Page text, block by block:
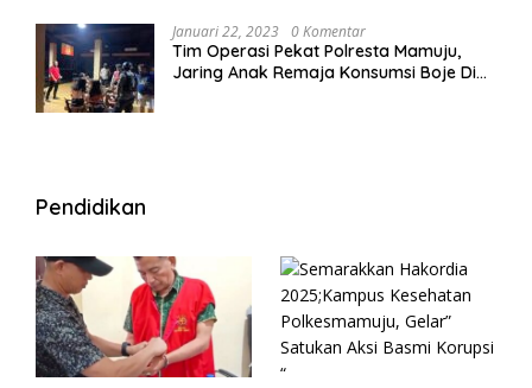
Januari 22, 2023 0 Komentar
Tim Operasi Pekat Polresta Mamuju,
Jaring Anak Remaja Konsumsi Boje Di
Pendidikan